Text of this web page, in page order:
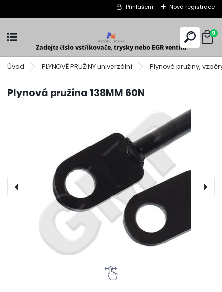
Přihlášení Nová registrace
0
Úvod PLYNOVÉ PRUŽINY univerzální Plynové pružiny,
Plynová pružina 138MM 60N